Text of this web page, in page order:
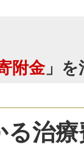
附金」を
る治